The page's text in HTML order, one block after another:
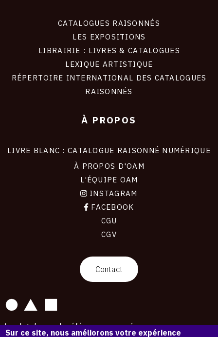
CATALOGUES RAISONNÉS
LES EXPOSITIONS
LIBRAIRIE : LIVRES & CATALOGUES
LEXIQUE ARTISTIQUE
RÉPERTOIRE INTERNATIONAL DES CATALOGUES
RAISONNÉS
À PROPOS
LIVRE BLANC : CATALOGUE RAISONNÉ NUMÉRIQUE
À PROPOS D'OAM
L'ÉQUIPE OAM
INSTAGRAM
FACEBOOK
CGU
CGV
Contact
La plateforme de référence pour créer,
Sur ce site, nous améliorons votre expérience